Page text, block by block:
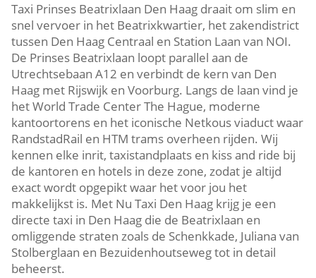
Taxi Prinses Beatrixlaan Den Haag draait om slim en
snel vervoer in het Beatrixkwartier, het zakendistrict
tussen Den Haag Centraal en Station Laan van NOI.
De Prinses Beatrixlaan loopt parallel aan de
Utrechtsebaan A12 en verbindt de kern van Den
Haag met Rijswijk en Voorburg. Langs de laan vind je
het World Trade Center The Hague, moderne
kantoortorens en het iconische Netkous viaduct waar
RandstadRail en HTM trams overheen rijden. Wij
kennen elke inrit, taxistandplaats en kiss and ride bij
de kantoren en hotels in deze zone, zodat je altijd
exact wordt opgepikt waar het voor jou het
makkelijkst is. Met Nu Taxi Den Haag krijg je een
directe taxi in Den Haag die de Beatrixlaan en
omliggende straten zoals de Schenkkade, Juliana van
Stolberglaan en Bezuidenhoutseweg tot in detail
beheerst.